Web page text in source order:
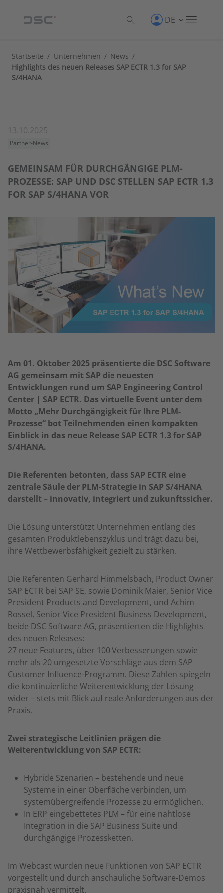
DE
Startseite / Unternehmen / News /
Highlights des neuen Releases SAP ECTR 1.3 for SAP
S/4HANA
13.10.2025
Partner-News
GEMEINSAM FÜR DURCHGÄNGIGE PLM-
PROZESSE: SAP UND DSC STELLEN SAP ECTR 1.3
FOR SAP S/4HANA VOR
Am 01. Oktober 2025 präsentierte die DSC Software
AG gemeinsam mit SAP die neuesten
Entwicklungen rund um SAP Engineering Control
Center | SAP ECTR. Das virtuelle Event unter dem
Motto „Mehr Durchgängigkeit für Ihre PLM-
Prozesse“ bot Teilnehmenden einen kompakten
Einblick in das neue Release SAP ECTR 1.3 for SAP
S/4HANA.
Die Referenten betonten, dass SAP ECTR eine
zentrale Säule der PLM-Strategie in SAP S/4HANA
darstellt – innovativ, integriert und zukunftssicher.
Die Lösung unterstützt Unternehmen entlang des
gesamten Produktlebenszyklus und trägt dazu bei,
ihre Wettbewerbsfähigkeit gezielt zu stärken.
Die Referenten Gerhard Himmelsbach, Product Owner
SAP ECTR bei SAP SE, sowie Dominik Maier, Senior Vice
President Products and Development, und Achim
Rossel, Senior Vice President Business Development,
beide DSC Software AG, präsentierten die Highlights
des neuen Releases:
27 neue Features, über 100 Verbesserungen sowie
mehr als 20 umgesetzte Vorschläge aus dem SAP
Customer Influence-Programm. Diese Zahlen spiegeln
die kontinuierliche Weiterentwicklung der Lösung
wider – stets mit Blick auf reale Anforderungen aus der
Praxis.
Zwei strategische Leitlinien prägen die
Weiterentwicklung von SAP ECTR:
Hybride Szenarien – bestehende und neue
Systeme in einer Oberfläche verbinden, um
systemübergreifende Prozesse zu ermöglichen.
In ERP eingebettetes PLM – für eine nahtlose
Integration in die SAP Business Suite und
durchgängige Prozessketten.
Im Webcast wurden neue Funktionen von SAP ECTR
vorgestellt und durch anschauliche Software-Demos
praxisnah vermittelt.